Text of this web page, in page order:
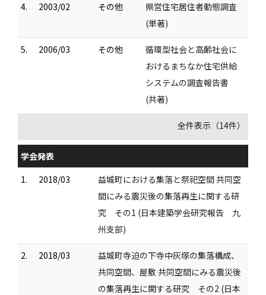
4. 2003/02 その他
県営住宅居住者動態調査
(単著)
5. 2006/03 その他
循環型社会と高齢社会に
おけるまちなか住宅供給
システムの調査報告書
(共著)
全件表示（14件）
学会発表
1.
2018/03
益城町における集落と祭祀空間 共同空
間にみる震災後の集落再生に関する研
究 その1 (日本建築学会研究報告 九
州支部)
2. 2018/03
益城町寺迫の下寺中灰塚の集落構成、
共同空間、屋敷 共同空間にみる震災後
の集落再生に関する研究 その2 (日本